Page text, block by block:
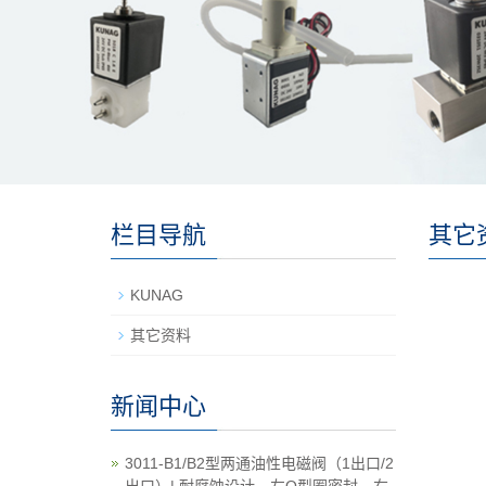
其它
栏目导航
KUNAG
其它资料
新闻中心
3011-B1/B2型两通油性电磁阀（1出口/2